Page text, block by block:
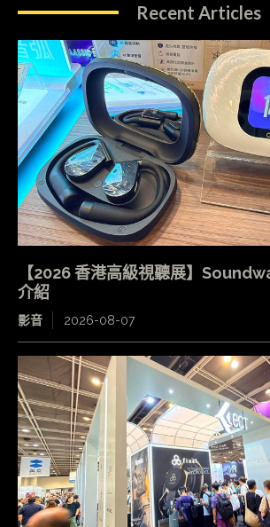
Recent Articles
【2026 香港高級視聽展】
介紹
影音 2026-08-07